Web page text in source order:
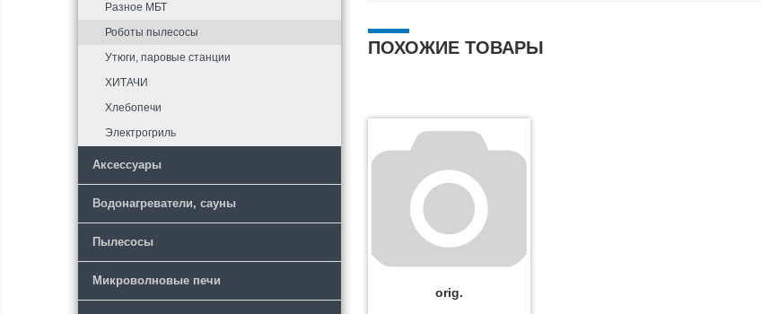
Разное МБТ
Роботы пылесосы
Утюги, паровые станции
ХИТАЧИ
Хлебопечи
Электрогриль
Аксессуары
Водонагреватели, сауны
Пылесосы
Микроволновые печи
ПОХОЖИЕ ТОВАРЫ
orig.